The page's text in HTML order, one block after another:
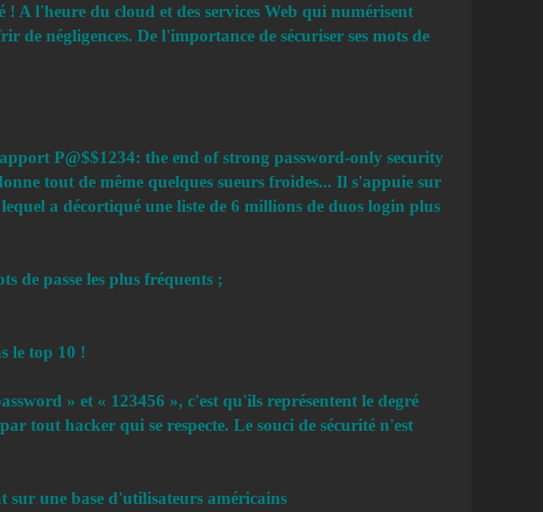
! A l'heure du cloud et des services Web qui numérisent
négligences. De l'importance de sécuriser ses mots de
P@$$1234: the end of strong password-only security
tout de même quelques sueurs froides... Il s'appuie sur
a décortiqué une liste de 6 millions de duos login plus
de passe les plus fréquents ;
le top 10 !
» et « 123456 », c'est qu'ils représentent le degré
tout hacker qui se respecte. Le souci de sécurité n'est
sur une base d'utilisateurs américains